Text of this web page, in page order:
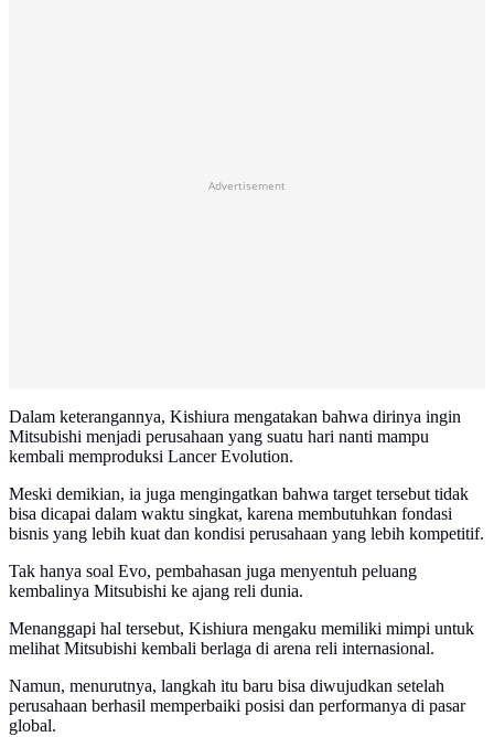
Advertisement
Dalam keterangannya, Kishiura mengatakan bahwa dirinya ingin
Mitsubishi menjadi perusahaan yang suatu hari nanti mampu
kembali memproduksi Lancer Evolution.
Meski demikian, ia juga mengingatkan bahwa target tersebut tidak
bisa dicapai dalam waktu singkat, karena membutuhkan fondasi
bisnis yang lebih kuat dan kondisi perusahaan yang lebih kompetitif.
Tak hanya soal Evo, pembahasan juga menyentuh peluang
kembalinya Mitsubishi ke ajang reli dunia.
Menanggapi hal tersebut, Kishiura mengaku memiliki mimpi untuk
melihat Mitsubishi kembali berlaga di arena reli internasional.
Namun, menurutnya, langkah itu baru bisa diwujudkan setelah
perusahaan berhasil memperbaiki posisi dan performanya di pasar
global.